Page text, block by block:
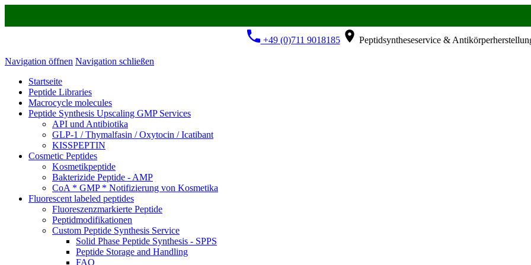
+49 (0)711 9018185 Peptidsyntheseservice &
Navigation öffnen Navigation schließen
Startseite
Peptide Libraries
Macrocycle molecules
Peptide Synthesis Upscaling GMP Services
API und Antibiotika
GLP-1 / Thymalfasin / Oxytocin / Icatibant
KISSPEPTIN
Cosmetic Peptides
Kosmetikpeptide
Bakterizide Peptide - AMP
CoA * GMP * Notifizierung von Kosmetika
Fluorescent labeled peptides
Fluoreszenzmarkierte Peptide
Peptidmodifikationen
Custom Peptide Synthesis Service
Solid Phase Peptide Synthesis - SPPS
Peptide Storage and Handling
FAQ